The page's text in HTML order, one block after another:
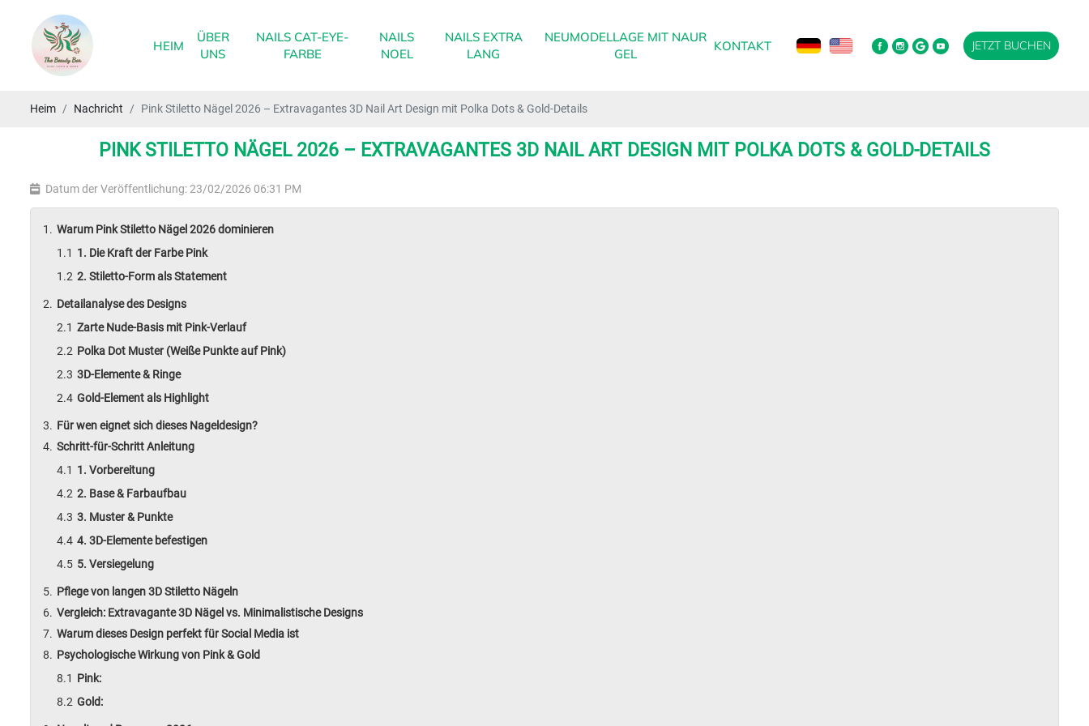
HEIM
ÜBER
UNS
NAILS CAT-EYE-
FARBE
NAILS
NOEL
NAILS EXTRA
LANG
NEUMODELLAGE MIT NAUR
GEL
KONTAKT JETZT BUCHEN
Heim Nachricht Pink Stiletto Nägel 2026 – Extravagantes 3D Nail Art Design mit Polka Dots & Gold-Details
PINK STILETTO NÄGEL 2026 – EXTRAVAGANTES 3D NAIL ART DESIGN MIT POLKA DOTS & GOLD-DETAILS
Datum der Veröffentlichung: 23/02/2026 06:31 PM
Warum Pink Stiletto Nägel 2026 dominieren
1. Die Kraft der Farbe Pink
2. Stiletto-Form als Statement
Detailanalyse des Designs
Zarte Nude-Basis mit Pink-Verlauf
Polka Dot Muster (Weiße Punkte auf Pink)
3D-Elemente & Ringe
Gold-Element als Highlight
Für wen eignet sich dieses Nageldesign?
Schritt-für-Schritt Anleitung
1. Vorbereitung
2. Base & Farbaufbau
3. Muster & Punkte
4. 3D-Elemente befestigen
5. Versiegelung
Pflege von langen 3D Stiletto Nägeln
Vergleich: Extravagante 3D Nägel vs. Minimalistische Designs
Warum dieses Design perfekt für Social Media ist
Psychologische Wirkung von Pink & Gold
Pink:
Gold: